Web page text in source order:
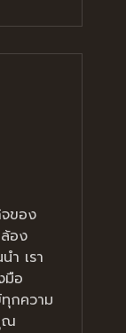
ของ
อง
ำ เรา
มือ
กความ
ณ